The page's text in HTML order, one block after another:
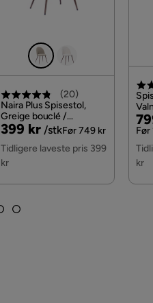
(20)
Naira Plus Spisestol,
Greige bouclé /
Metallben valnøtt
Pris
399 kr /stk
Original
Pris
Før 749 kr
Tidligere laveste pris 399
kr
Før
kr